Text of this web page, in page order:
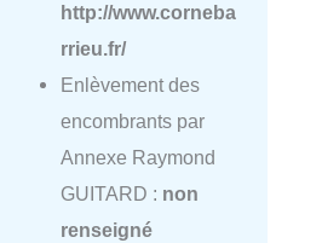
http://www.corneba
rrieu.fr/
Enlèvement des
encombrants par
Annexe Raymond
GUITARD : non
renseigné